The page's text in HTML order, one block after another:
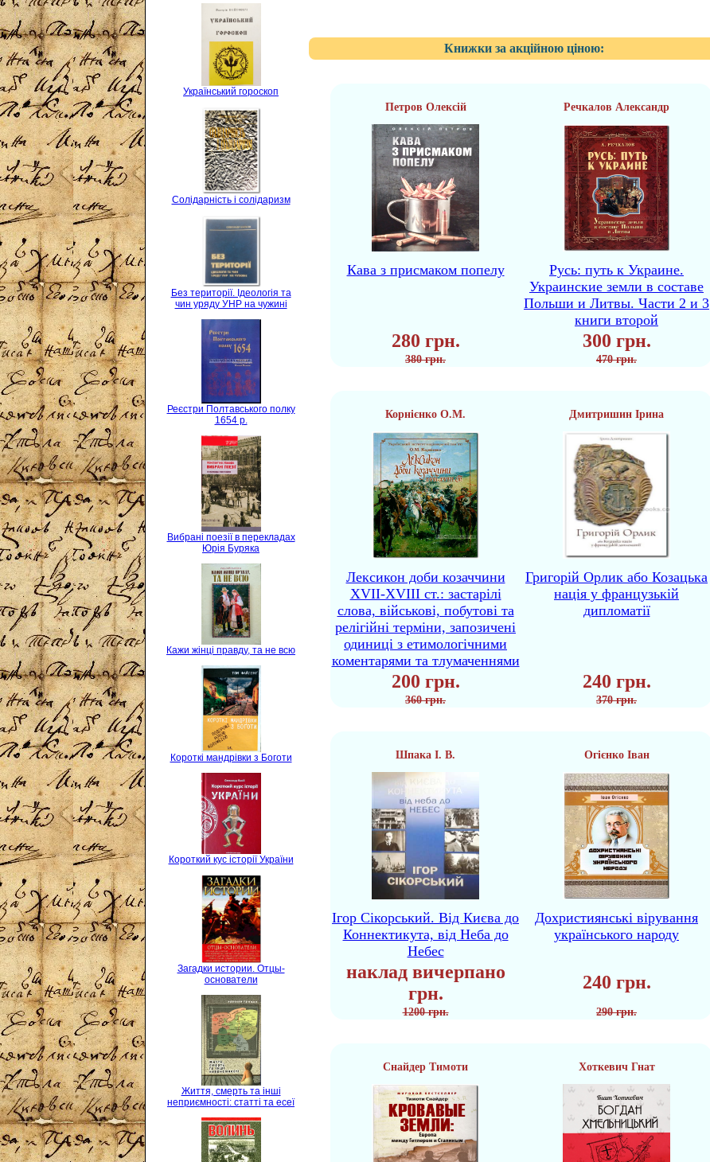
Український гороскоп
Солідарність і солідаризм
Без території. Ідеологія та
чин уряду УНР на чужині
Реєстри Полтавського полку
1654 р.
Вибрані поезії в перекладах
Юрія Буряка
Кажи жінці правду, та не всю
Короткі мандрівки з Боготи
Короткий кус історії України
Загадки истории. Отцы-
основатели
Життя, смерть та інші
неприємності: статті та есеї
Книжки за акційною ціною:
Петров Олексій Речкалов Александр
Кава з присмаком попелу
Русь: путь к Украине.
Украинские земли в составе
Польши и Литвы. Части 2 и 3
книги второй
280 грн. 300 грн.
380 грн. 470 грн.
Корнієнко О.М. Дмитришин Ірина
Лексикон доби козаччини
XVII-XVIII ст.: застарілі
слова, військові, побутові та
релігійні терміни, запозичені
одиниці з етимологічними
коментарями та тлумаченнями
Григорій Орлик або Козацька
нація у французькій
дипломатії
200 грн. 240 грн.
360 грн. 370 грн.
Шпака І. В. Огієнко Іван
Ігор Сікорський. Від Києва до
Коннектикута, від Неба до
Небес
Дохристиянські вірування
українського народу
наклад вичерпано
грн.
240 грн.
1200 грн. 290 грн.
Снайдер Тимоти Хоткевич Гнат